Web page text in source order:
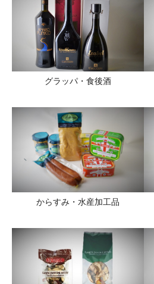
グラッパ・食後酒
からすみ・水産加工品